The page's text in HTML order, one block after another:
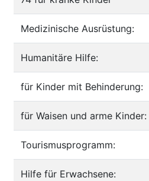
Medizinische Ausrüstung:
Humanitäre Hilfe:
für Kinder mit Behinderung:
für Waisen und arme Kinder:
Tourismusprogramm:
Hilfe für Erwachsene: